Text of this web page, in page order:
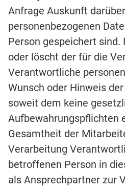
Anfrage Auskunft
personenbezogenen
Person gespeichert sind.
oder löscht der für die
Verantwortliche
Wunsch oder Hinweis
soweit dem keine
Aufbewahrungspflichten
Gesamtheit der
Verarbeitung
betroffenen Person in
als Ansprechpartner zur